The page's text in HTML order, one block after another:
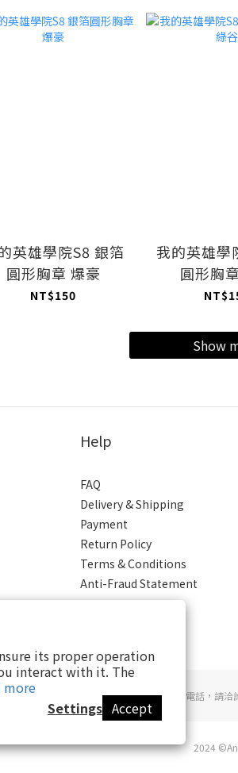
its proper operation
interact with it. The
more
Settings Accept
英雄學院S8 銀箔
圓形胸章 爆豪
NT$150
我的英雄學
圓形胸
Show
Help
FAQ
Delivery & Shipping
Payment
Return Policy
Terms & Conditions
Anti-Fraud Statement
若接到可疑電話，請洽
2024